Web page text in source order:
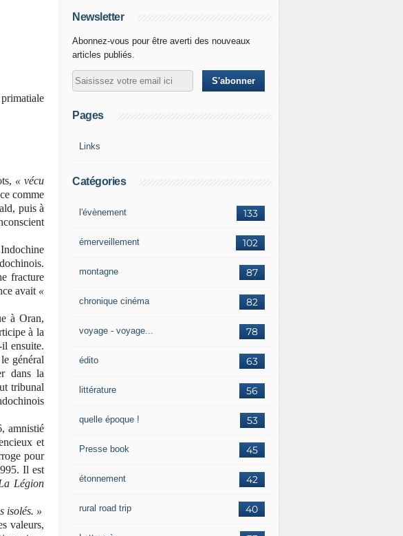
« vécu
comme
puis à
fracture
avait «
à Oran,
à la
ensuite.
général
dans la
tribunal
amnistié
et
pour
Il est
Légion
isolés. »
valeurs,
Newsletter
Abonnez-vous pour être averti des nouveaux
articles publiés.
Pages
Links
Catégories
133
l'évènement
102
émerveillement
87
montagne
82
chronique cinéma
78
voyage - voyage...
63
édito
56
littérature
53
quelle époque !
45
Presse book
42
étonnement
40
rural road trip